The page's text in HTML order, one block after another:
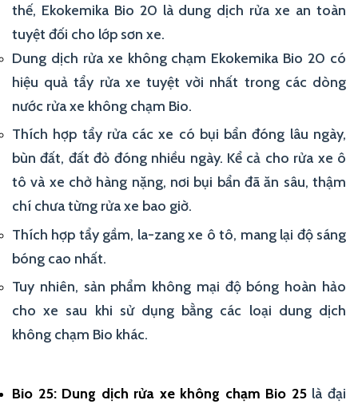
thế, Ekokemika Bio 20 là dung dịch rửa xe an toàn
tuyệt đối cho lớp sơn xe.
Dung dịch rửa xe không chạm Ekokemika Bio 20 có
hiệu quả tẩy rửa xe tuyệt vời nhất trong các dòng
nước rửa xe không chạm Bio.
Thích hợp tẩy rửa các xe có bụi bẩn đóng lâu ngày,
bùn đất, đất đỏ đóng nhiều ngày. Kể cả cho rửa xe ô
tô và xe chở hàng nặng, nơi bụi bẩn đã ăn sâu, thậm
chí chưa từng rửa xe bao giờ.
Thích hợp tẩy gầm, la-zang xe ô tô, mang lại độ sáng
bóng cao nhất.
Tuy nhiên, sản phẩm không mại độ bóng hoàn hảo
cho xe sau khi sử dụng bằng các loại dung dịch
không chạm Bio khác.
Bio 25: Dung dịch rửa xe không chạm Bio 25là đại